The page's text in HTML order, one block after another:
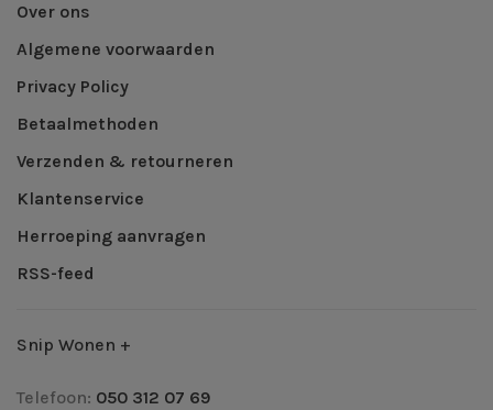
Over ons
Algemene voorwaarden
Privacy Policy
Betaalmethoden
Verzenden & retourneren
Klantenservice
Herroeping aanvragen
RSS-feed
Snip Wonen +
Telefoon: 050 312 07 69